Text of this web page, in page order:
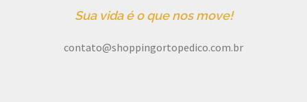
Sua vida é o que nos move!
contato@shoppingortopedico.com.br